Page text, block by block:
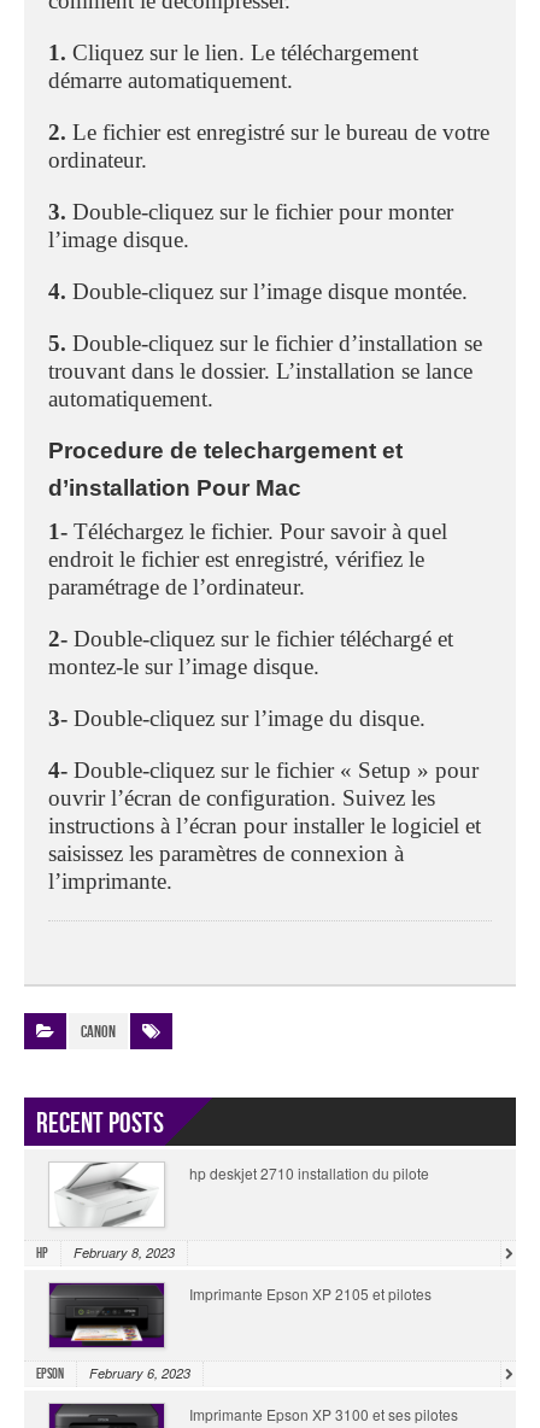
1. Cliquez sur le lien. Le téléchargement
démarre automatiquement.
2. Le fichier est enregistré sur le bureau de votre
ordinateur.
3. Double-cliquez sur le fichier pour monter
l’image disque.
4. Double-cliquez sur l’image disque montée.
5. Double-cliquez sur le fichier d’installation se
trouvant dans le dossier. L’installation se lance
automatiquement.
Procedure de telechargement et
d’installation Pour Mac
1- Téléchargez le fichier. Pour savoir à quel
endroit le fichier est enregistré, vérifiez le
paramétrage de l’ordinateur.
2- Double-cliquez sur le fichier téléchargé et
montez-le sur l’image disque.
3- Double-cliquez sur l’image du disque.
4- Double-cliquez sur le fichier « Setup » pour
ouvrir l’écran de configuration. Suivez les
instructions à l’écran pour installer le logiciel et
saisissez les paramètres de connexion à
l’imprimante.
Canon
Recent Posts
hp deskjet 2710 installation du pilote
HP February 8, 2023
Imprimante Epson XP 2105 et pilotes
Epson February 6, 2023
Imprimante Epson XP 3100 et ses pilotes